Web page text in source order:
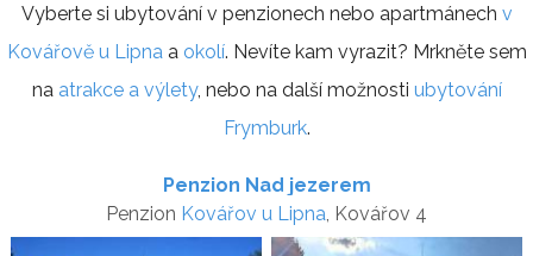
Vyberte si ubytování v penzionech nebo apartmánech v
Kovářově u Lipna a okolí. Nevíte kam vyrazit? Mrkněte sem
na atrakce a výlety, nebo na další možnosti ubytování
Frymburk.
Penzion Nad jezerem
Penzion Kovářov u Lipna , Kovářov 4